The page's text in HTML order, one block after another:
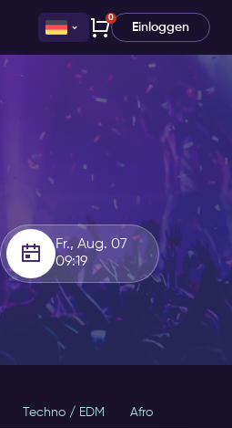
0
Einloggen
Fr., Aug. 07
09:19
Techno / EDM Afro